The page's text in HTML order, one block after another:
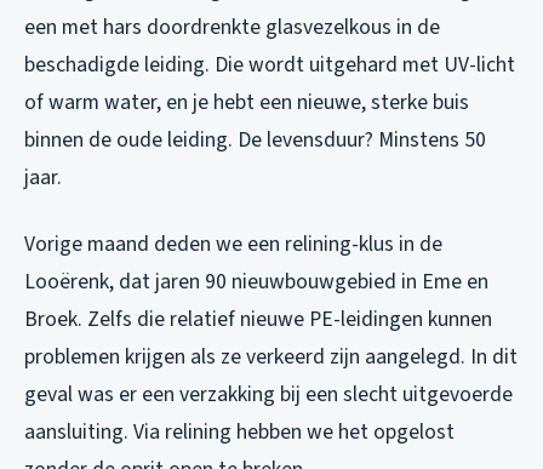
een met hars doordrenkte glasvezelkous in de
beschadigde leiding. Die wordt uitgehard met UV-licht
of warm water, en je hebt een nieuwe, sterke buis
binnen de oude leiding. De levensduur? Minstens 50
jaar.
Vorige maand deden we een relining-klus in de
Looërenk, dat jaren 90 nieuwbouwgebied in Eme en
Broek. Zelfs die relatief nieuwe PE-leidingen kunnen
problemen krijgen als ze verkeerd zijn aangelegd. In dit
geval was er een verzakking bij een slecht uitgevoerde
aansluiting. Via relining hebben we het opgelost